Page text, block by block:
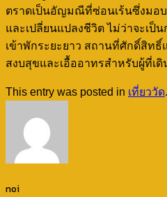
ตราดเป็นอัญมณีที่ซ่อนเร้นซึ่งมอ
และเปลี่ยนแปลงชีวิต ไม่ว่าจะเป็
เข้าพักระยะยาว สถานที่ศักดิ์สิท
สงบสุขและเอื้ออาทรสำหรับผู้ที่
This entry was posted in เที่ยววัด
noi